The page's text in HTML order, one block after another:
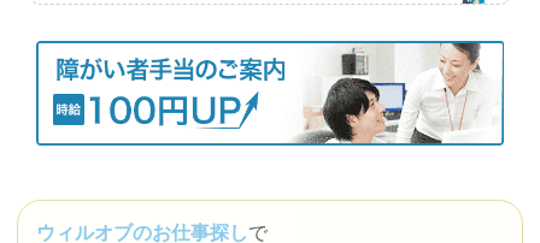
ウィルオブのお仕事探しで